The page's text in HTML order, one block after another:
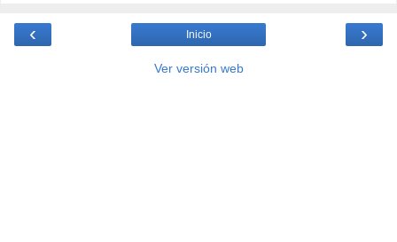
‹ ›
Inicio
Ver versión web